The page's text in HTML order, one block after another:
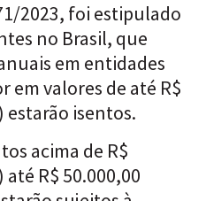
2023, foi estipulado
no Brasil, que
em entidades
em valores de até R$
estarão isentos.
acima de R$
até R$ 50.000,00